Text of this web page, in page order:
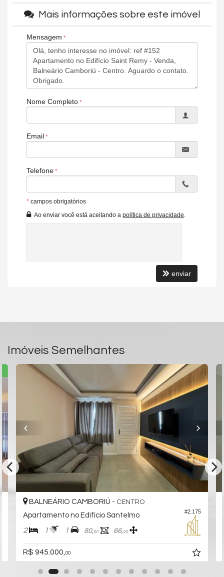
Características do Imóvel
Ar Condicionado
Churrasqueira
Piso Porcelanato
Andar Alto
Vista Livre
Vista Mar
Área de Serviço
Banheiro Social
Sala de TV
Endereço:
Balneário Camboriú /
Mais informações sobre este imóvel
Mensagem
Nome Completo
Email
Telefone
* campos obrigatórios
Ao enviar você está aceitando a política de privacidade
enviar
Imóveis Semelhantes
#2.175
BALNEÁRIO CAMBORIÚ - CENTRO
Apartamento no Edifício Santelmo
2 1 1 80,00 66,00
R$ 945.000, 00